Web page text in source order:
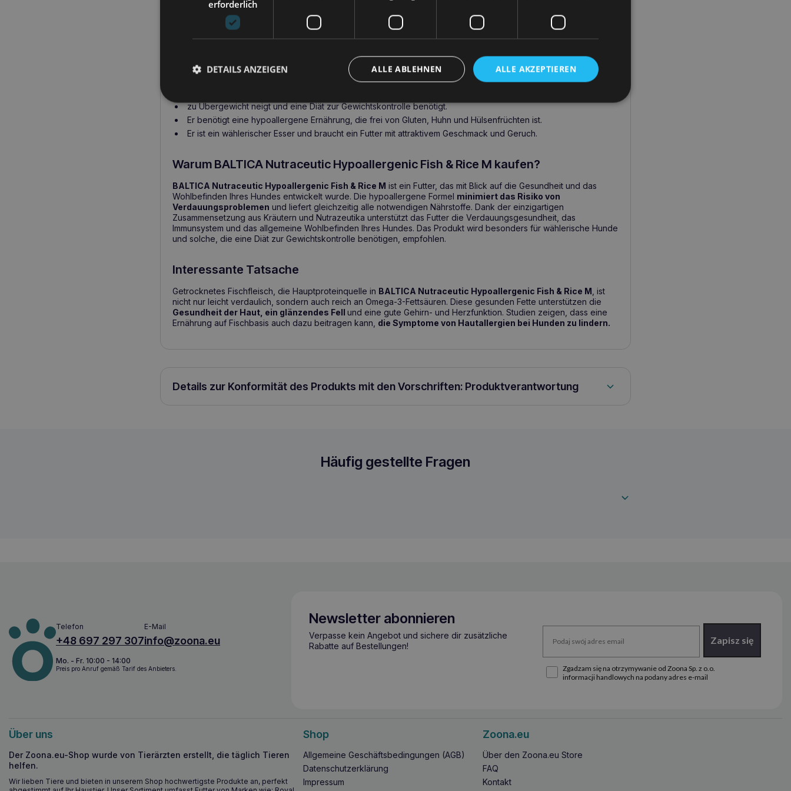
Körpergewichts.
Wann ist es ratsam, BALTICA Nutraceutic Hypoallergenic Fish & Rice M zu
BALTICA Nutraceutic Hypoallergenic Fish & Rice M ist eine ausgezeichnete Wahl, wenn Ihr Hund:
zu Übergewicht neigt und eine Diät zur Gewichtskontrolle benötigt.
Er benötigt eine hypoallergene Ernährung, die frei von Gluten, Huhn und Hülsenfrüchten ist.
Er ist ein wählerischer Esser und braucht ein Futter mit attraktivem Geschmack und Geruch.
Warum BALTICA Nutraceutic Hypoallergenic Fish & Rice M kaufen?
BALTICA Nutraceutic Hypoallergenic Fish & Rice M ist ein Futter, das mit Blick auf die Gesundheit und das
Wohlbefinden Ihres Hundes entwickelt wurde. Die hypoallergene Formel minimiert das Risiko von
Verdauungsproblemen und liefert gleichzeitig alle notwendigen Nährstoffe. Dank der einzigartigen
Zusammensetzung aus Kräutern und Nutrazeutika unterstützt das Futter die Verdauungsgesundheit, das
Immunsystem und das allgemeine Wohlbefinden Ihres Hundes. Das Produkt wird besonders für wählerische Hunde
und solche, die eine Diät zur Gewichtskontrolle benötigen, empfohlen.
Interessante Tatsache
Getrocknetes Fischfleisch, die Hauptproteinquelle in BALTICA Nutraceutic Hypoallergenic Fish & Rice M , ist
nicht nur leicht verdaulich, sondern auch reich an Omega-3-Fettsäuren. Diese gesunden Fette unterstützen die
Gesundheit der Haut, ein glänzendes Fell und eine gute Gehirn- und Herzfunktion. Studien zeigen, dass eine
Ernährung auf Fischbasis auch dazu beitragen kann, die Symptome von Hautallergien bei Hunden zu lindern.
Details zur Konformität des Produkts mit den Vorschriften: Produktverantwortung
BALTICA Nutraceutic Hypoallergene Fisch & Reis M Light 3kgHäufig gestellte Fragen
Telefon
+48 697 297 307
E-Mail
info@zoona.eu
Mo. - Fr. 10:00 - 14:00
Preis pro Anruf gemäß Tarif des Anbieters.
Newsletter abonnieren
Verpasse kein Angebot und sichere dir zusätzliche
Rabatte auf Bestellungen!
Zapisz się
Zgadzam się na otrzymywanie od Zoona Sp. z o.o.
informacji handlowych na podany adres e-mail
Über uns
Der Zoona.eu-Shop wurde von Tierärzten erstellt, die täglich Tieren
helfen.
Wir lieben Tiere und bieten in unserem Shop hochwertigste Produkte an, perfekt
Shop
Allgemeine Geschäftsbedingungen (AGB)
Datenschutzerklärung
Impressum
Zoona.eu
Über den Zoona.eu Store
FAQ
Kontakt
erforderlich
ALLE AKZEPTIEREN
ALLE ABLEHNEN
DETAILS ANZEIGEN